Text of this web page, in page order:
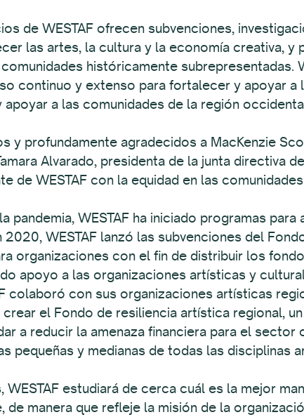
de WESTAF ofrecen subvenciones,
las artes, la cultura y la economía creativa, y
históricamente subrepresentadas.
continuo y extenso para fortalecer y apoyar
a las comunidades de la región
y profundamente agradecidos a MacKenzie
Alvarado, presidenta de la junta directiva
de WESTAF con la equidad en las
pandemia, WESTAF ha iniciado programas
WESTAF lanzó las subvenciones del
organizaciones con el fin de distribuir los
apoyo a las organizaciones artísticas y
colaboró con sus organizaciones artísticas
el Fondo de resiliencia artística regional,
a reducir la amenaza financiera para el sector
pequeñas y medianas de todas las disciplinas
WESTAF estudiará de cerca cuál es la mejor
de manera que refleje la misión de la